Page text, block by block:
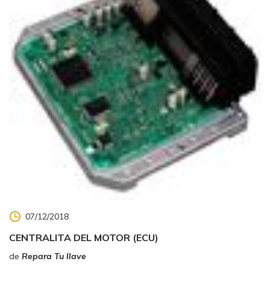
07/12/2018
CENTRALITA DEL MOTOR (ECU)
de Repara Tu llave